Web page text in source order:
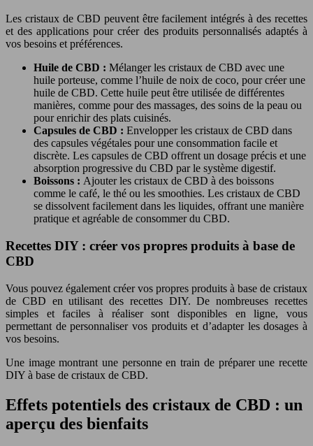
Les cristaux de CBD peuvent être facilement intégrés à des recettes
et des applications pour créer des produits personnalisés adaptés à
vos besoins et préférences.
Huile de CBD : Mélanger les cristaux de CBD avec une
huile porteuse, comme l’huile de noix de coco, pour créer une
huile de CBD. Cette huile peut être utilisée de différentes
manières, comme pour des massages, des soins de la peau ou
pour enrichir des plats cuisinés.
Capsules de CBD : Envelopper les cristaux de CBD dans
des capsules végétales pour une consommation facile et
discrète. Les capsules de CBD offrent un dosage précis et une
absorption progressive du CBD par le système digestif.
Boissons : Ajouter les cristaux de CBD à des boissons
comme le café, le thé ou les smoothies. Les cristaux de CBD
se dissolvent facilement dans les liquides, offrant une manière
pratique et agréable de consommer du CBD.
Recettes DIY : créer vos propres produits à base de
CBD
Vous pouvez également créer vos propres produits à base de cristaux
de CBD en utilisant des recettes DIY. De nombreuses recettes
simples et faciles à réaliser sont disponibles en ligne, vous
permettant de personnaliser vos produits et d’adapter les dosages à
vos besoins.
Une image montrant une personne en train de préparer une recette
DIY à base de cristaux de CBD.
Effets potentiels des cristaux de CBD : un
aperçu des bienfaits